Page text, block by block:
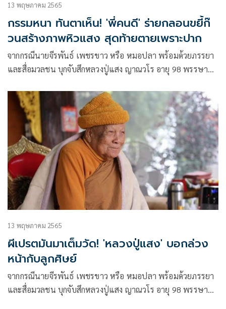
13 พฤษภาคม 2565
กรรมหนา ทันตาเห็น! 'พี่คนดี' ร่ายกลอนขยี้ก๊
วนสร้างภาพหิวแสง สุดท้ายตายเพราะปาก
จากกรณีนายจีรพันธ์ เพชรขาว หรือ หมอปลา พร้อมด้วยภรรยา
และสื่อมวลชน บุกจับสึกหลวงปู่แสง ญาณวโร อายุ 98 พรรษา
หมอปลาอ้างว่ามีคลิปลวนลามผู้หญิง แต่เกิดกระแสตีกลับหมอ
ปลา
13 พฤษภาคม 2565
ผีเปรตมันมาเต็มวัด! 'หลวงปู่แสง' บอกล่วง
หน้ากับลูกศิษย์
จากกรณีนายจีรพันธ์ เพชรขาว หรือ หมอปลา พร้อมด้วยภรรยา
และสื่อมวลชน บุกจับสึกหลวงปู่แสง ญาณวโร อายุ 98 พรรษา